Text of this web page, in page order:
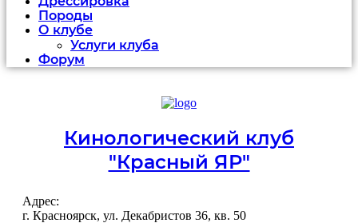
Породы
О клубе
Услуги клуба
Форум
Кинологический клуб
"Красный ЯР"
Адрес:
г. Красноярск, ул. Декабристов 36, кв. 50